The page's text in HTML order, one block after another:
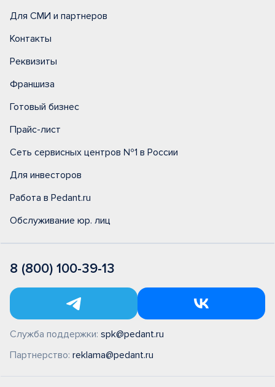
Для СМИ и партнеров
Контакты
Реквизиты
Франшиза
Готовый бизнес
Прайс-лист
Сеть сервисных центров №1 в России
Для инвесторов
Работа в Pedant.ru
Обслуживание юр. лиц
8 (800) 100-39-13
Служба поддержки: spk@pedant.ru
Партнерство: reklama@pedant.ru